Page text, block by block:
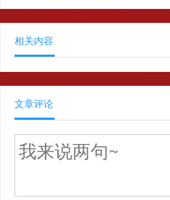
相关内容
文章评论